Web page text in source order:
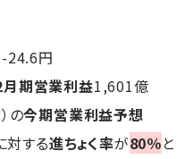
円
期営業利益1,601億
の今期営業利益予想
対する進ちょく率が80％と